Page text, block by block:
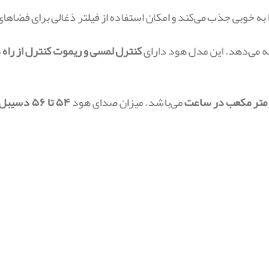
خوبی جذب می‌کند و امکان استفاده از فیلتر ذغالی برای
می‌دهد. این مدل هود دارایکنترل لمسی و ریموت کنترل از
می‌باشد. میزان صدای هود۵۴ تا ۵۶ دسیبل